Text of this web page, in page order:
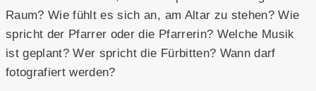
Raum? Wie fühlt es sich an, am Altar zu stehen? Wie
spricht der Pfarrer oder die Pfarrerin? Welche Musik
ist geplant? Wer spricht die Fürbitten? Wann darf
fotografiert werden?